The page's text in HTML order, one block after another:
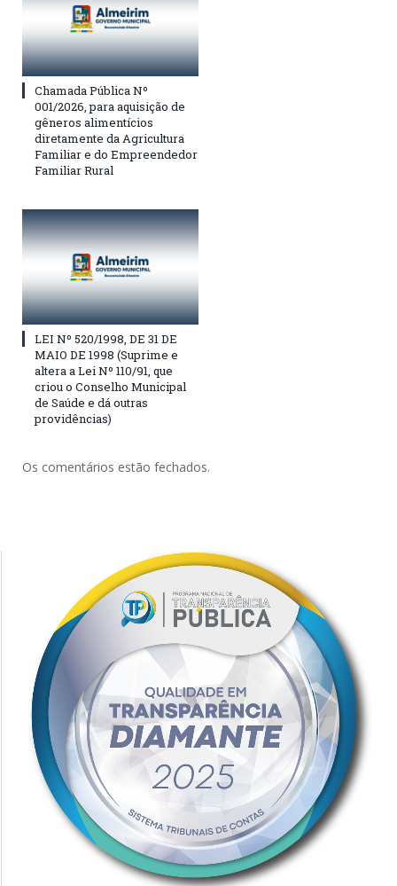
Chamada Pública Nº
001/2026, para aquisição de
gêneros alimentícios
diretamente da Agricultura
Familiar e do Empreendedor
Familiar Rural
LEI Nº 520/1998, DE 31 DE
MAIO DE 1998 (Suprime e
altera a Lei Nº 110/91, que
criou o Conselho Municipal
de Saúde e dá outras
providências)
Os comentários estão fechados.